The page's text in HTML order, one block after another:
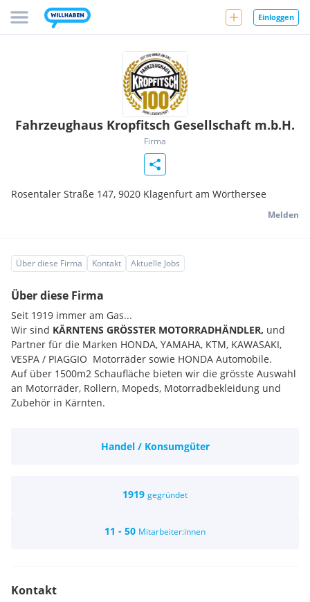
Einloggen
Fahrzeughaus Kropfitsch Gesellschaft m.b.H.
Firma
Rosentaler Straße 147, 9020 Klagenfurt am Wörthersee
Melden
Über diese Firma Kontakt Aktuelle Jobs
Über diese Firma
Seit 1919 immer am Gas...
Wir sind KÄRNTENS GRÖSSTER MOTORRADHÄNDLER, und
Partner für die Marken HONDA, YAMAHA, KTM, KAWASAKI,
VESPA / PIAGGIO Motorräder sowie HONDA Automobile.
Auf über 1500m2 Schaufläche bieten wir die grösste Auswahl
an Motorräder, Rollern, Mopeds, Motorradbekleidung und
Zubehör in Kärnten.
Handel / Konsumgüter
1919 gegründet
11 - 50 Mitarbeiter:innen
Kontakt